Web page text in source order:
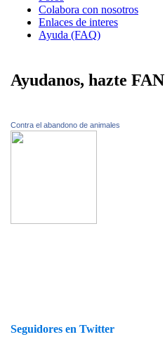
Colabora con nosotros
Enlaces de interes
Ayuda (FAQ)
Ayudanos, hazte FAN
Contra el abandono de animales
Seguidores en Twitter